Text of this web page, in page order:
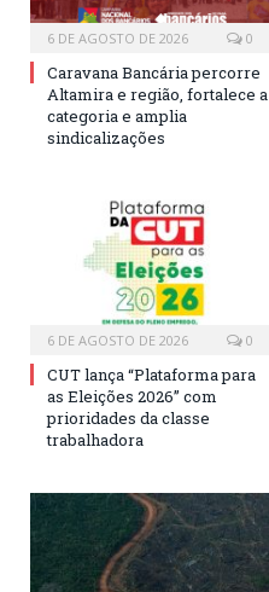
6 DE AGOSTO DE 2026 0
Caravana Bancária percorre
Altamira e região, fortalece a
categoria e amplia
sindicalizações
6 DE AGOSTO DE 2026 0
CUT lança “Plataforma para
as Eleições 2026” com
prioridades da classe
trabalhadora